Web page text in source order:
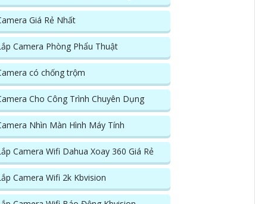
Giá Rẻ Nhất
Camera Phòng Phẩu Thuật
có chống trộm
Cho Công Trình Chuyên Dụng
Nhìn Màn Hình Máy Tính
Camera Wifi Dahua Xoay 360 Giá Rẻ
Camera Wifi 2k Kbvision